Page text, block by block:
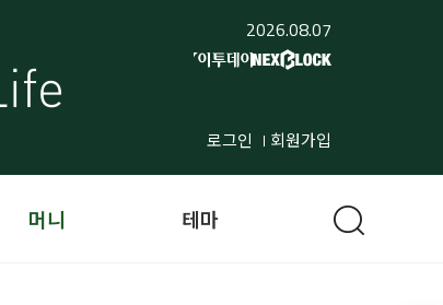
2026.08.07
로그인 회원가입
머니 테마